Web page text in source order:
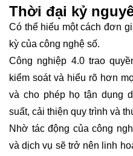
Thời đại kỷ
Có thể hiểu một cách đơn
kỳ của công nghệ số.
Công nghiệp 4.0 trao
kiểm soát và hiểu rõ hơn
và cho phép họ tận dụng
suất, cải thiện quy trình và
Nhờ tác động của công
và dịch vụ sẽ trở nên linh